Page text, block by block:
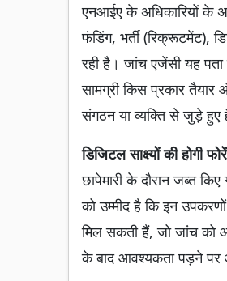
एनआईए के अधिकारियों के
फंडिंग, भर्ती (रिक्रूटमेंट),
रही है। जांच एजेंसी यह पता
सामग्री किस प्रकार तैयार
संगठन या व्यक्ति से जुड़े हुए
डिजिटल साक्ष्यों की होगी
छापेमारी के दौरान जब्त
को उम्मीद है कि इन
मिल सकती हैं, जो जांच को
के बाद आवश्यकता पड़ने पर